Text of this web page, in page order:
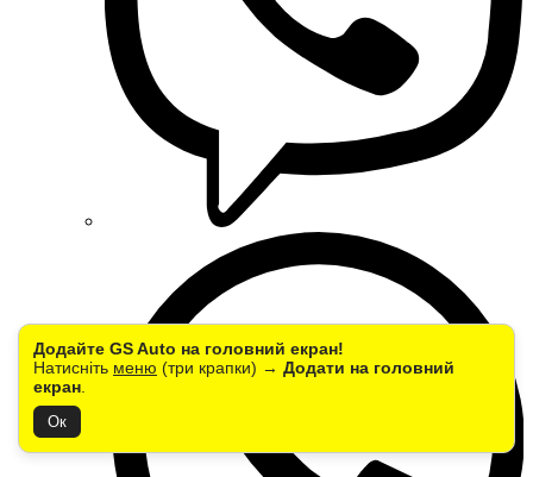
Додайте GS Auto на головний екран!
Натисніть меню (три крапки) → Додати на головний
екран
Ок